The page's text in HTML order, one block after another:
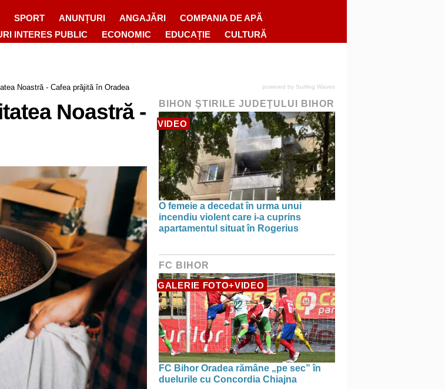
SPORT ANUNȚURI ANGAJĂRI
COMPANIA DE APĂ
INTERES PUBLIC ECONOMIC EDUCAȚIE CULTURĂ
Noastră - Cafea prăjită în Oradea
Noastră -
powered by Surfing Waves
BIHON ŞTIRILE JUDEŢULUI BIHOR
VIDEO
O femeie a decedat în urma unui
incendiu violent care i-a cuprins
apartamentul situat în Rogerius
FC BIHOR
GALERIE FOTO+VIDEO
FC Bihor Oradea rămâne „pe sec” în
duelurile cu Concordia Chiajna